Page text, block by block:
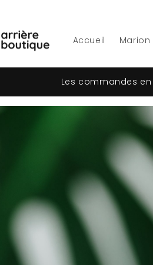
Accueil Marion
Les commandes